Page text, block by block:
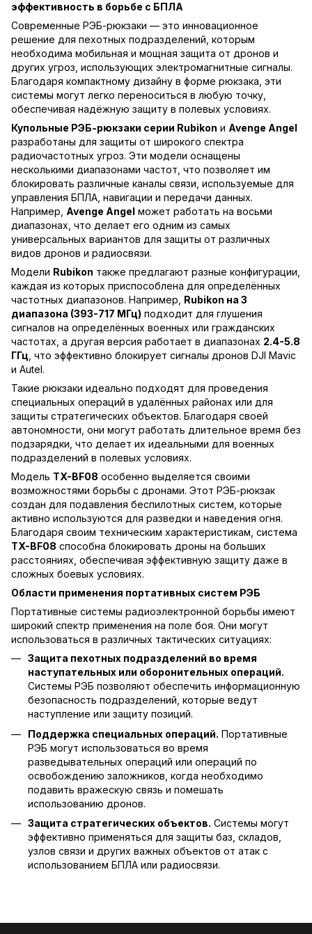
эффективность в борьбе с БПЛА
Современные РЭБ-рюкзаки — это инновационное
решение для пехотных подразделений, которым
необходима мобильная и мощная защита от дронов и
других угроз, использующих электромагнитные сигналы.
Благодаря компактному дизайну в форме рюкзака, эти
системы могут легко переноситься в любую точку,
обеспечивая надёжную защиту в полевых условиях.
Купольные РЭБ-рюкзаки серии Rubikon и Avenge Angel
разработаны для защиты от широкого спектра
радиочастотных угроз. Эти модели оснащены
несколькими диапазонами частот, что позволяет им
блокировать различные каналы связи, используемые для
управления БПЛА, навигации и передачи данных.
Например, Avenge Angel может работать на восьми
диапазонах, что делает его одним из самых
универсальных вариантов для защиты от различных
видов дронов и радиосвязи.
Модели Rubikon также предлагают разные конфигурации,
каждая из которых приспособлена для определённых
частотных диапазонов. Например, Rubikon на 3
диапазона (393-717 МГц) подходит для глушения
сигналов на определённых военных или гражданских
частотах, а другая версия работает в диапазонах 2.4-5.8
ГГц , что эффективно блокирует сигналы дронов DJI Mavic
и Autel.
Такие рюкзаки идеально подходят для проведения
специальных операций в удалённых районах или для
защиты стратегических объектов. Благодаря своей
автономности, они могут работать длительное время без
подзарядки, что делает их идеальными для военных
подразделений в полевых условиях.
Модель TX-BF08 особенно выделяется своими
возможностями борьбы с дронами. Этот РЭБ-рюкзак
создан для подавления беспилотных систем, которые
активно используются для разведки и наведения огня.
Благодаря своим техническим характеристикам, система
TX-BF08 способна блокировать дроны на больших
расстояниях, обеспечивая эффективную защиту даже в
сложных боевых условиях.
Области применения портативных систем РЭБ
Портативные системы радиоэлектронной борьбы имеют
широкий спектр применения на поле боя. Они могут
использоваться в различных тактических ситуациях:
Защита пехотных подразделений во время
наступательных или оборонительных операций.
Системы РЭБ позволяют обеспечить информационную
безопасность подразделений, которые ведут
наступление или защиту позиций.
Поддержка специальных операций. Портативные
РЭБ могут использоваться во время
разведывательных операций или операций по
освобождению заложников, когда необходимо
подавить вражескую связь и помешать
использованию дронов.
Защита стратегических объектов. Системы могут
эффективно применяться для защиты баз, складов,
узлов связи и других важных объектов от атак с
использованием БПЛА или радиосвязи.